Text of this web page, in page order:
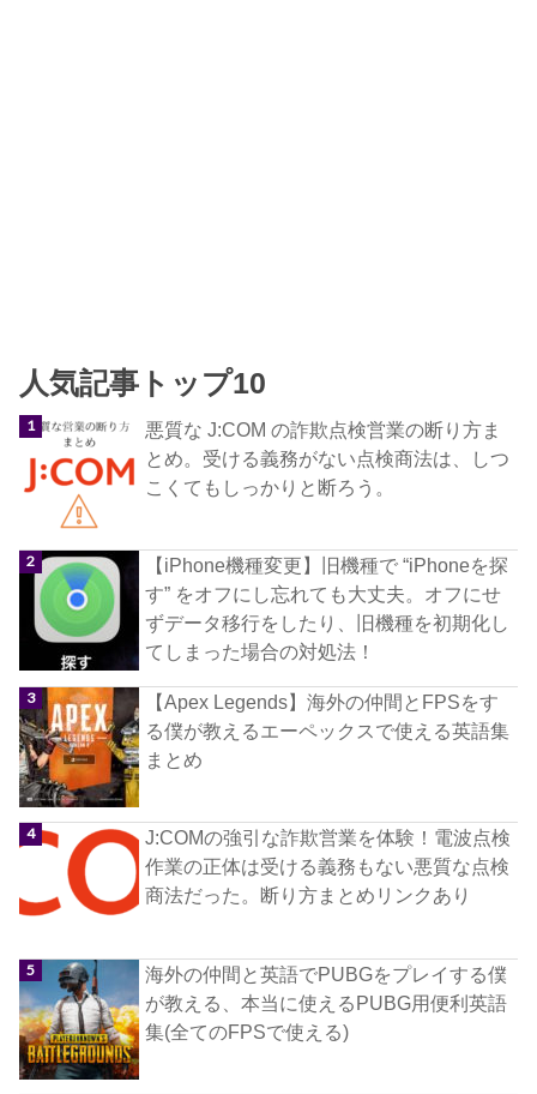
人気記事トップ10
悪質な J:COM の詐欺点検営業の断り方ま
とめ。受ける義務がない点検商法は、しつ
こくてもしっかりと断ろう。
【iPhone機種変更】旧機種で “iPhoneを探
す” をオフにし忘れても大丈夫。オフにせ
ずデータ移行をしたり、旧機種を初期化し
てしまった場合の対処法！
【Apex Legends】海外の仲間とFPSをす
る僕が教えるエーペックスで使える英語集
まとめ
J:COMの強引な詐欺営業を体験！電波点検
作業の正体は受ける義務もない悪質な点検
商法だった。断り方まとめリンクあり
海外の仲間と英語でPUBGをプレイする僕
が教える、本当に使えるPUBG用便利英語
集(全てのFPSで使える)